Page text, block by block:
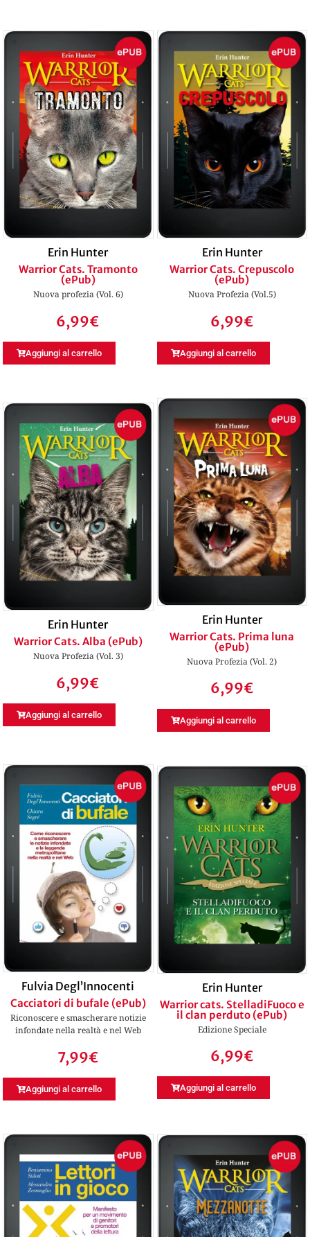
Erin Hunter
Warrior Cats. Tramonto
(ePub)
Nuova profezia (Vol. 6)
6,99€
Aggiungi al carrello
Erin Hunter
Warrior Cats. Crepuscolo
(ePub)
Nuova Profezia (Vol.5)
6,99€
Aggiungi al carrello
Erin Hunter
Warrior Cats. Alba (ePub)
Nuova Profezia (Vol. 3)
6,99€
Aggiungi al carrello
Erin Hunter
Warrior Cats. Prima luna
(ePub)
Nuova Profezia (Vol. 2)
6,99€
Aggiungi al carrello
Fulvia Degl’Innocenti
Cacciatori di bufale (ePub)
Riconoscere e smascherare notizie
infondate nella realtà e nel Web
7,99€
Aggiungi al carrello
Erin Hunter
Warrior cats. StelladiFuoco e
il clan perduto (ePub)
Edizione Speciale
6,99€
Aggiungi al carrello